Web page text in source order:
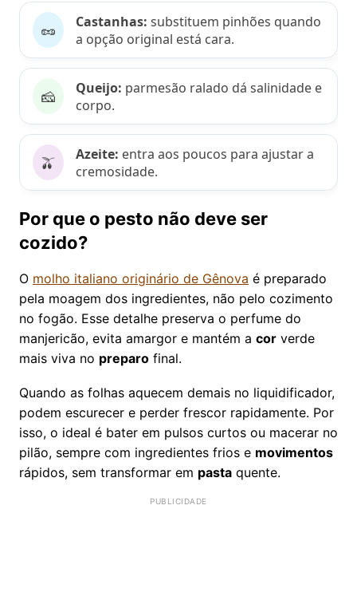
🥜 Castanhas: substituem pinhões quando
a opção original está cara.
🧀 Queijo: parmesão ralado dá salinidade e
corpo.
🫒 Azeite: entra aos poucos para ajustar a
cremosidade.
Por que o pesto não deve ser
cozido?
O molho italiano originário de Gênova é preparado
pela moagem dos ingredientes, não pelo cozimento
no fogão. Esse detalhe preserva o perfume do
manjericão, evita amargor e mantém a cor verde
mais viva no preparo final.
Quando as folhas aquecem demais no liquidificador,
podem escurecer e perder frescor rapidamente. Por
isso, o ideal é bater em pulsos curtos ou macerar no
pilão, sempre com ingredientes frios e movimentos
rápidos, sem transformar em pasta quente.